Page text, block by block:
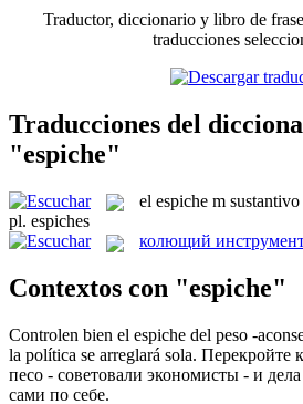
Traductor, diccionario y libro de
traducciones
Traducciones del
"espiche"
el espiche m sustantivo
pl. espiches
колющий
Contextos con "espiche"
Controlen bien el espiche del peso -
la política se arreglará sola. Перекройте
песо - советовали экономисты - и
сами по себе.